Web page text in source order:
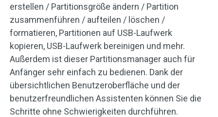
erstellen / Partitionsgröße ändern / Partition
zusammenführen / aufteilen / löschen /
formatieren, Partitionen auf USB-Laufwerk
kopieren, USB-Laufwerk bereinigen und mehr.
Außerdem ist dieser Partitionsmanager auch für
Anfänger sehr einfach zu bedienen. Dank der
übersichtlichen Benutzeroberfläche und der
benutzerfreundlichen Assistenten können Sie die
Schritte ohne Schwierigkeiten durchführen.